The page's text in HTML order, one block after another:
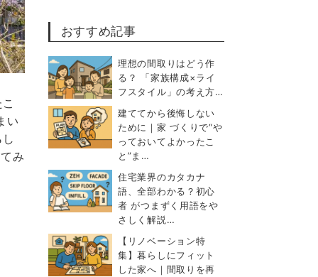
い
み
おすすめ記事
理想の間取りはどう作
る？ 「家族構成×ライ
フスタイル」の考え方…
建ててから後悔しない
ために｜家 づくりで“や
っておいてよかったこ
と”ま…
住宅業界のカタカナ
語、全部わかる？初心
者 がつまずく用語をや
さしく解説…
【リノベーション特
集】暮らしにフィット
した家へ｜間取りを再